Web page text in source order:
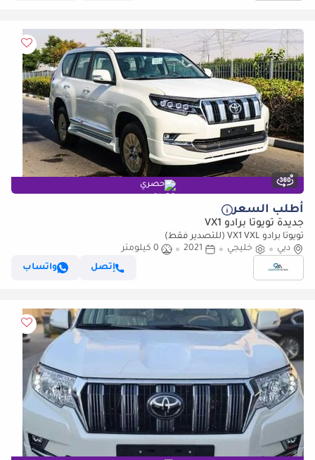
حصري
أطلب السعر
جديدة تويوتا برادو VX1
تويوتا برادو VX1 VXL (للتصدير فقط)
دبي
خليجي 2021
0 كيلومتر
إتصل
واتساب